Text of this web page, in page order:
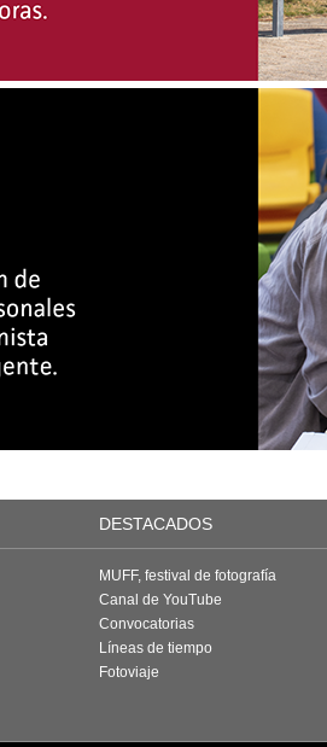
DESTACADOS
MUFF, festival de fotografía
Canal de YouTube
Convocatorias
Líneas de tiempo
Fotoviaje